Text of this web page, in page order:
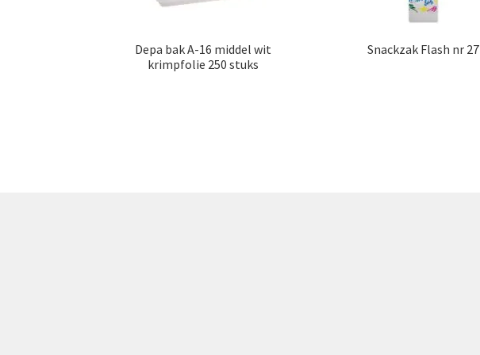
Depa bak A-16 middel wit
krimpfolie 250 stuks
Snackzak Flash nr 27